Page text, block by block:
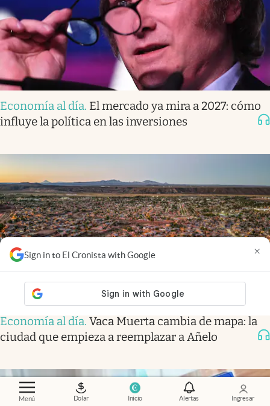
Menú Dolar Inicio Alertas Ingresar
Sign in to El Cronista with Google ×
Economía al día. El mercado ya mira a 2027: cómo
influye la política en las inversiones
Economía al día. Vaca Muerta cambia de mapa: la
ciudad que empieza a reemplazar a Añelo